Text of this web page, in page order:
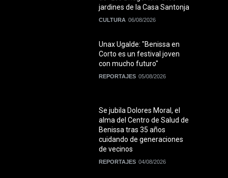
jardines de la Casa Santonja
CULTURA 06/08/2026
Unax Ugalde: "Benissa en
Corto es un festival joven
con mucho futuro"
REPORTAJES 05/08/2026
Se jubila Dolores Moral, el
alma del Centro de Salud de
Benissa tras 35 años
cuidando de generaciones
de vecinos
REPORTAJES 04/08/2026